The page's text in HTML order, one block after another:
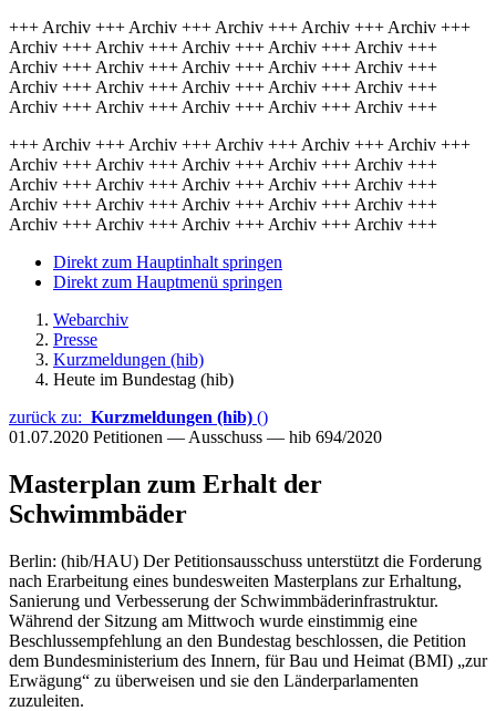
+++ Archiv +++ Archiv +++ Archiv +++ Archiv +++ Archiv +++
Archiv +++ Archiv +++ Archiv +++ Archiv +++ Archiv +++
Archiv +++ Archiv +++ Archiv +++ Archiv +++ Archiv +++
Archiv +++ Archiv +++ Archiv +++ Archiv +++ Archiv +++
Archiv +++ Archiv +++ Archiv +++ Archiv +++ Archiv +++
+++ Archiv +++ Archiv +++ Archiv +++ Archiv +++ Archiv +++
Archiv +++ Archiv +++ Archiv +++ Archiv +++ Archiv +++
Archiv +++ Archiv +++ Archiv +++ Archiv +++ Archiv +++
Archiv +++ Archiv +++ Archiv +++ Archiv +++ Archiv +++
Archiv +++ Archiv +++ Archiv +++ Archiv +++ Archiv +++
Direkt zum Hauptinhalt springen
Direkt zum Hauptmenü springen
Webarchiv
Presse
Kurzmeldungen (hib)
Heute im Bundestag (hib)
zurück zu: Kurzmeldungen (hib) ()
01.07.2020 Petitionen — Ausschuss — hib 694/2020
Masterplan zum Erhalt der
Schwimmbäder
Berlin: (hib/HAU) Der Petitionsausschuss unterstützt die Forderung
nach Erarbeitung eines bundesweiten Masterplans zur Erhaltung,
Sanierung und Verbesserung der Schwimmbäderinfrastruktur.
Während der Sitzung am Mittwoch wurde einstimmig eine
Beschlussempfehlung an den Bundestag beschlossen, die Petition
dem Bundesministerium des Innern, für Bau und Heimat (BMI) „zur
Erwägung“ zu überweisen und sie den Länderparlamenten
zuzuleiten.